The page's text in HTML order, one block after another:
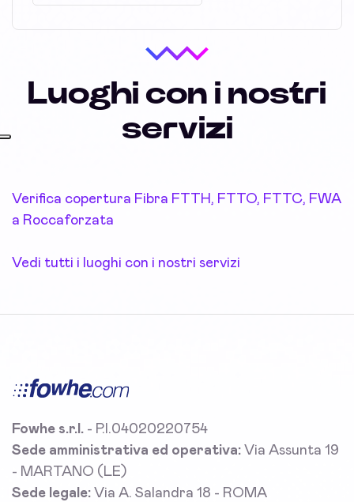
Luoghi con i nostri
servizi
Verifica copertura Fibra FTTH, FTTO, FTTC, FWA
a Roccaforzata
Vedi tutti i luoghi con i nostri servizi
Fowhe s.r.l. - P.I.04020220754
Sede amministrativa ed operativa: Via Assunta 19
- MARTANO (LE)
Sede legale: Via A. Salandra 18 - ROMA